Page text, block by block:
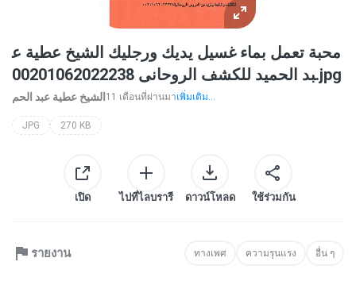
محبة تعمل بماء غسيل يديك ورجليك الشيخ عطية ع
بد الحميد للكشف الروحانى 00201062022238.jpg
الشيخ عطية عبد الحم 11 เดือนที่ผ่านมาเพิ่มเติม...
JPG 270 KB
เปิด ไปที่ไลบรารี ดาวน์โหลด ใช้ร่วมกัน
รายงาน ทางเพศ ความรุนแรง อื่น ๆ